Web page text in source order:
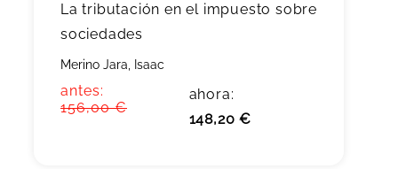
La tributación en el impuesto sobre
sociedades
Merino Jara, Isaac
antes:
156,00 €
ahora:
148,20 €